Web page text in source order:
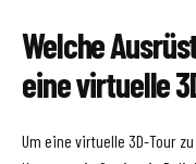
Welche
eine virtuelle
Um eine virtuelle 3D-Tour